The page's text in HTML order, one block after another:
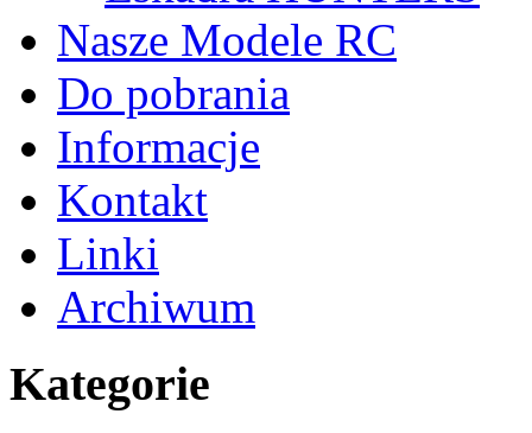
Nasze Modele RC
Do pobrania
Informacje
Kontakt
Linki
Archiwum
Kategorie